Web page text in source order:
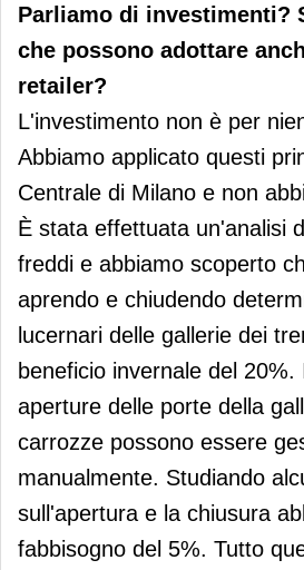
Parliamo di investimenti?
che possono adottare
retailer?
L'investimento non è per
Abbiamo applicato questi
Centrale di Milano e non
È stata effettuata un'analisi
freddi e abbiamo scoperto
aprendo e chiudendo
lucernari delle gallerie dei
beneficio invernale del 20%.
aperture delle porte della
carrozze possono essere
manualmente. Studiando
sull'apertura e la chiusura
fabbisogno del 5%. Tutto